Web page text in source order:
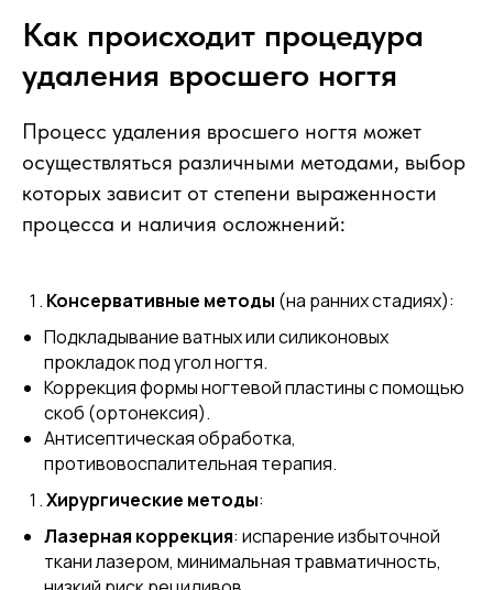
Как происходит процедура
удаления вросшего ногтя
Процесс удаления вросшего ногтя может
осуществляться различными методами, выбор
которых зависит от степени выраженности
процесса и наличия осложнений:
Консервативные методы (на ранних стадиях):
Подкладывание ватных или силиконовых
прокладок под угол ногтя.
Коррекция формы ногтевой пластины с помощью
скоб (ортонексия).
Антисептическая обработка,
противовоспалительная терапия.
Хирургические методы:
Лазерная коррекция: испарение избыточной
ткани лазером, минимальная травматичность,
Руководитель
Центра подологии
Здоровая стопа
Ольга Уткина